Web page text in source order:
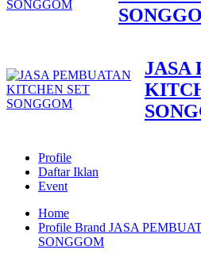
JASA
Profile
Daftar Iklan
Event
Home
Profile Brand JASA
SONGGOM